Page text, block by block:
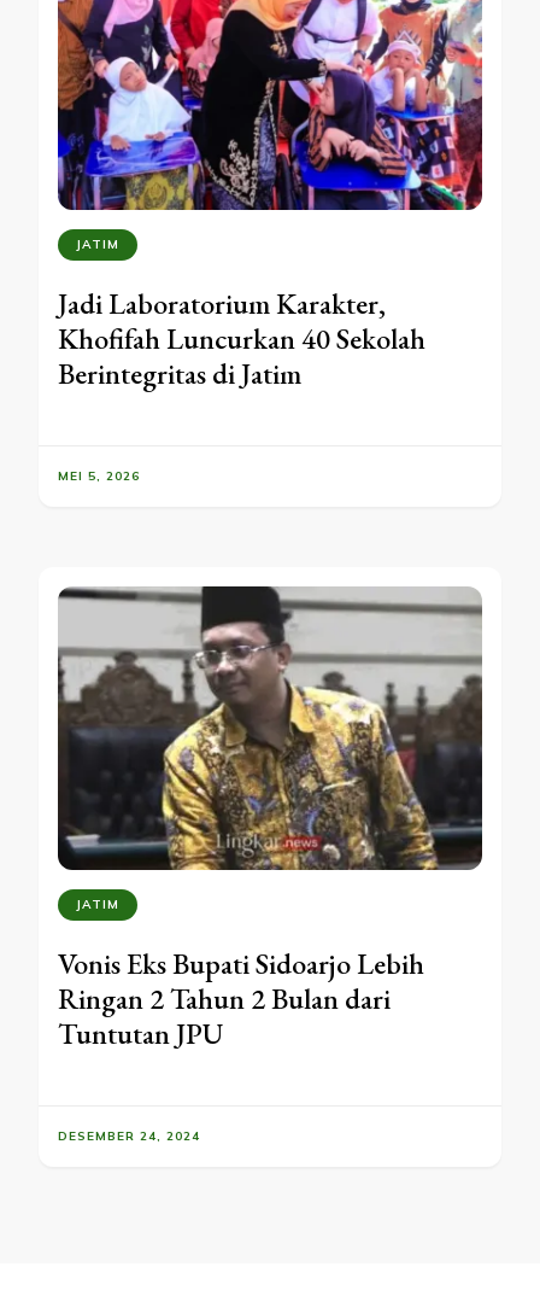
JATIM
Jadi Laboratorium Karakter,
Khofifah Luncurkan 40 Sekolah
Berintegritas di Jatim
MEI 5, 2026
JATIM
Vonis Eks Bupati Sidoarjo Lebih
Ringan 2 Tahun 2 Bulan dari
Tuntutan JPU
DESEMBER 24, 2024